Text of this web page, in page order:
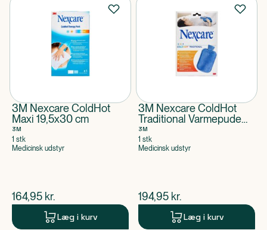
3M Nexcare ColdHot
Maxi 19,5x30 cm
3M
1 stk
Medicinsk udstyr
$nuværende pris
164,95 kr.
Læg i kurv
3M Nexcare ColdHot
Traditional Varmepude
19x27 cm
3M
1 stk
Medicinsk udstyr
$nuværende pris
194,95 kr.
Læg i kurv